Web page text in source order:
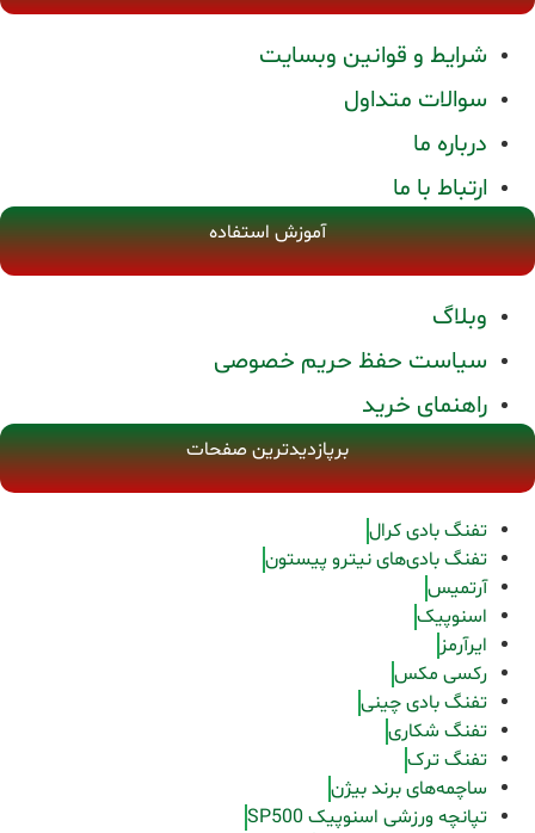
شرایط و قوانین وبسایت
سوالات متداول
درباره ما
ارتباط با ما
آموزش استفاده
وبلاگ
سیاست حفظ حریم خصوصی
راهنمای خرید
برپازدیدترین صفحات
تفنگ بادی کرال
تفنگ بادی‌های نیترو پیستون
آرتمیس
اسنوپیک
ایرآرمز
رکسی مکس
تفنگ بادی چینی
تفنگ شکاری
تفنگ ترک
ساچمه‌های برند بیژن
تپانچه ورزشی اسنوپیک SP500